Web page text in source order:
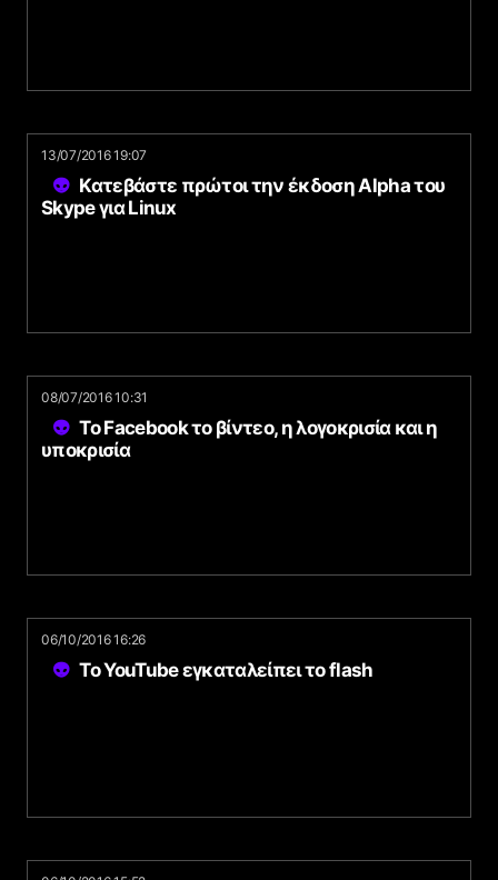
13/07/2016 19:07
Κατεβάστε πρώτοι την έκδοση Alpha του
Skype για Linux
08/07/2016 10:31
To Facebook το βίντεο, η λογοκρισία και η
υποκρισία
06/10/2016 16:26
Το YouTube εγκαταλείπει το flash